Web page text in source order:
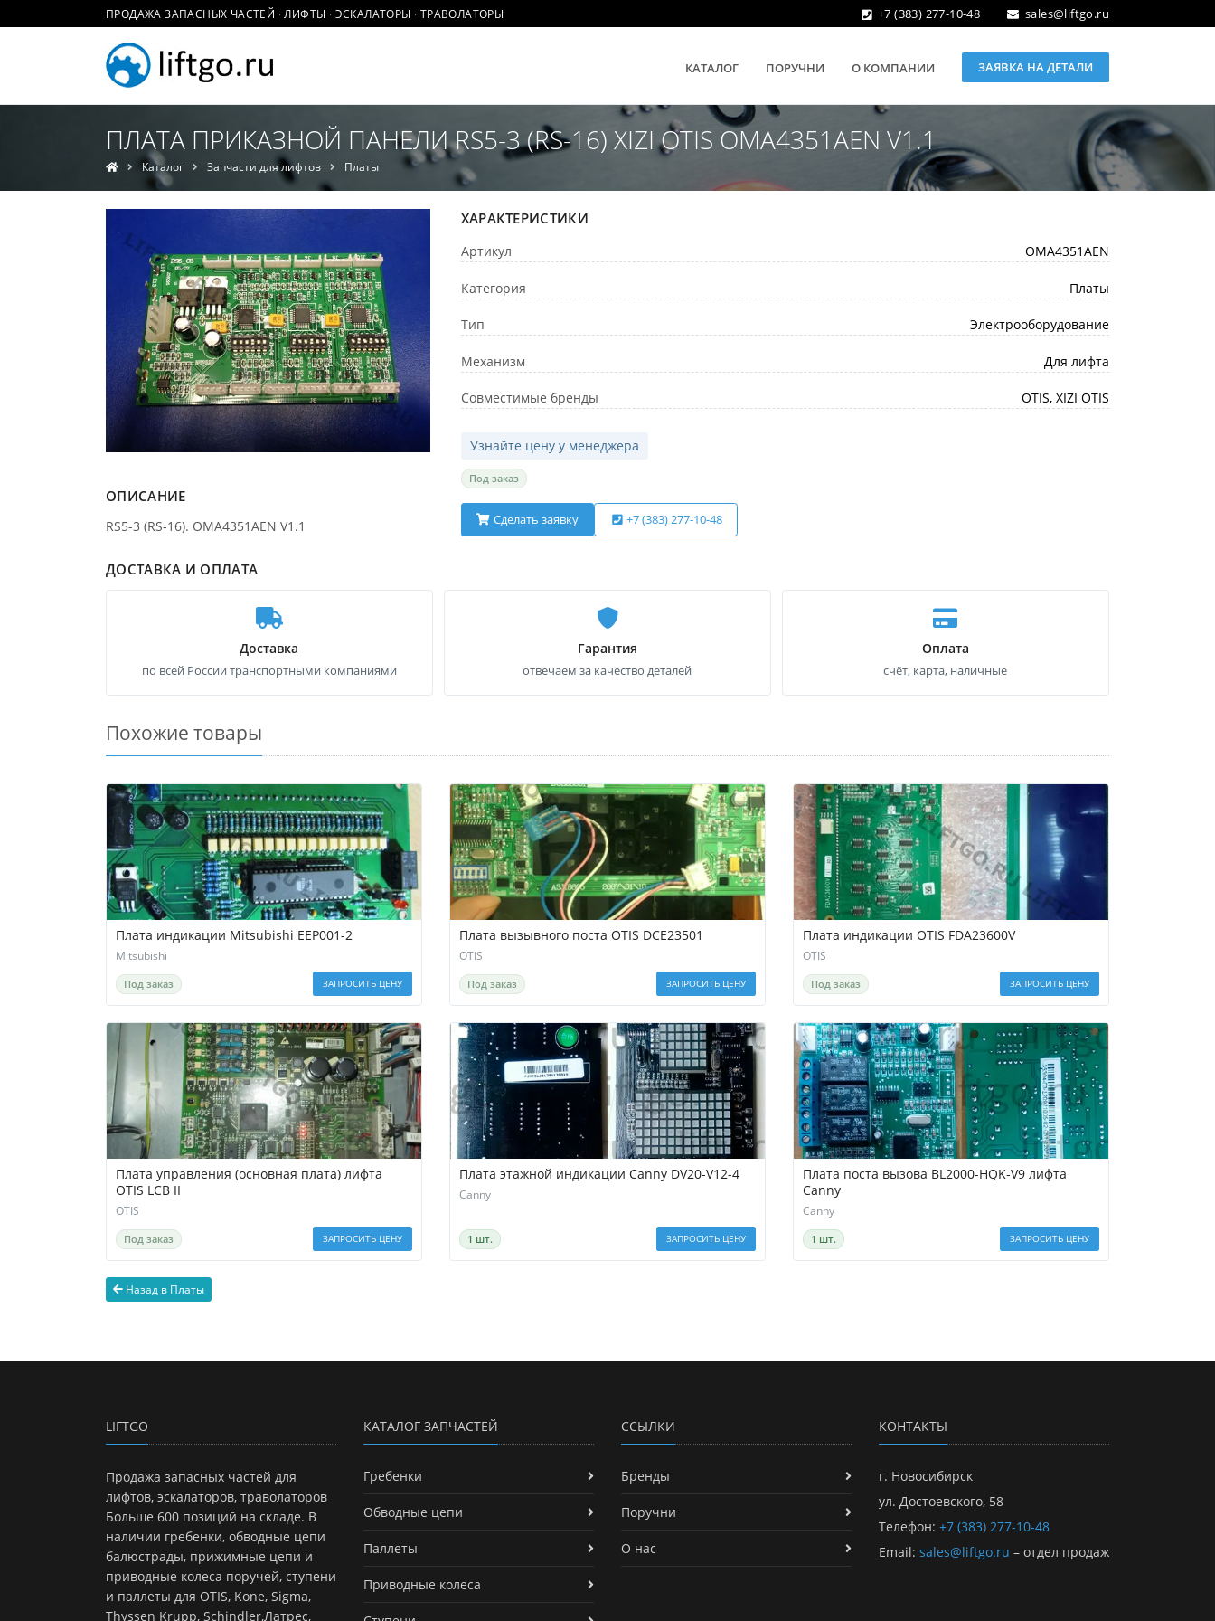
ПРОДАЖА ЗАПАСНЫХ ЧАСТЕЙ · ЛИФТЫ · ЭСКАЛАТОРЫ · ТРАВОЛАТОРЫ +7 (383) 277-10-48 sales@liftgo.ru
КАТАЛОГ ПОРУЧНИ О КОМПАНИИ ЗАЯВКА НА ДЕТАЛИ
ПЛАТА ПРИКАЗНОЙ ПАНЕЛИ RS5-3 (RS-16) XIZI OTIS OMA4351AEN V1.1
Каталог Запчасти для лифтов Платы
ХАРАКТЕРИСТИКИ
Артикул OMA4351AEN
Категория Платы
Тип Электрооборудование
Механизм Для лифта
Совместимые бренды OTIS, XIZI OTIS
Узнайте цену у менеджера
Под заказ
Сделать заявку +7 (383) 277-10-48
ДОСТАВКА И ОПЛАТА
Доставка
по всей России транспортными компаниями
Гарантия
отвечаем за качество деталей
Оплата
счёт, карта, наличные
ОПИСАНИЕ
RS5-3 (RS-16). OMA4351AEN V1.1
Назад в Платы
Похожие товары
Плата индикации Mitsubishi EEP001-2
Mitsubishi
Под заказ ЗАПРОСИТЬ ЦЕНУ
Плата вызывного поста OTIS DCE23501
OTIS
Под заказ ЗАПРОСИТЬ ЦЕНУ
Плата индикации OTIS FDA23600V
OTIS
Под заказ ЗАПРОСИТЬ ЦЕНУ
Плата управления (основная плата) лифта
OTIS LCB II
OTIS
Под заказ ЗАПРОСИТЬ ЦЕНУ
Плата этажной индикации Canny DV20-V12-4
Canny
1 шт. ЗАПРОСИТЬ ЦЕНУ
Плата поста вызова BL2000-HQK-V9 лифта
Canny
Canny
1 шт. ЗАПРОСИТЬ ЦЕНУ
LIFTGO
Продажа запасных частей для
лифтов, эскалаторов, траволаторов
Больше 600 позиций на складе. В
наличии гребенки, обводные цепи
балюстрады, прижимные цепи и
приводные колеса поручей, ступени
и паллеты для OTIS, Kone, Sigma,
Thyssen Krupp, Schindler,Латрес,
КАТАЛОГ ЗАПЧАСТЕЙ
Гребенки
Обводные цепи
Паллеты
Приводные колеса
ССЫЛКИ
Бренды
Поручни
О нас
КОНТАКТЫ
г. Новосибирск
ул. Достоевского, 58
Телефон: +7 (383) 277-10-48
Email: sales@liftgo.ru – отдел продаж